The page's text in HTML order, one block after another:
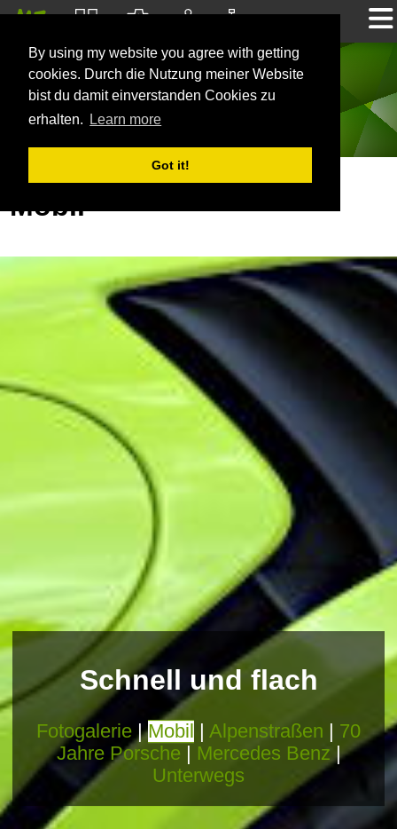
By using my website you agree with getting
cookies. Durch die Nutzung meiner Website
bist du damit einverstanden Cookies zu
erhalten.
Learn more
Got it!
Michael Zimnik
Schwäbischer Tüftler
Mobil
Schnell und flach
Fotogalerie |Mobil Alpenstraßen
70
Jahre Porsche
Mercedes Benz |
Unterwegs